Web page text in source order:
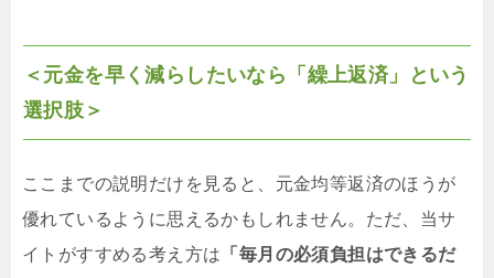
＜元金を早く減らしたいなら「繰上返済」という
選択肢＞
ここまでの説明だけを見ると、元金均等返済のほうが
優れているように思えるかもしれません。ただ、当サ
イトがすすめる考え方は 「毎月の必須負担はできるだ